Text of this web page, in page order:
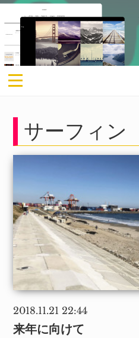
サーフィン
2018.11.21 22:44
来年に向けて